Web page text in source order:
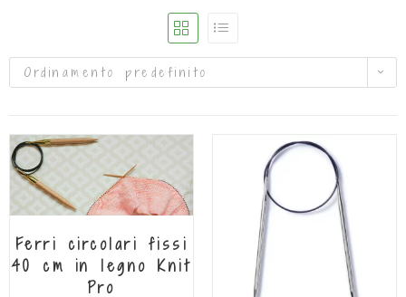
Ordinamento predefinito
Ferri circolari fissi
40 cm in legno Knit
Pro